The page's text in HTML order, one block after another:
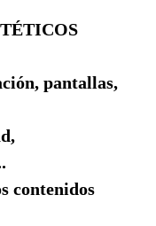
pantallas,
contenidos